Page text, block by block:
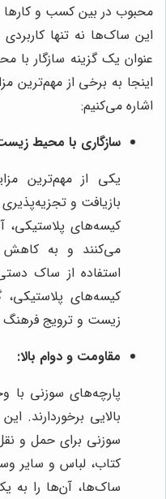
محبوب در بین کسب و
این ساک‌ها نه تنها
عنوان یک گزینه سازگار
اینجا به برخی از مهم‌ترین
اشاره می‌کنیم:
سازگاری با محیط
یکی از مهم‌ترین
بازیافت و
کیسه‌های
می‌کنند و به کاهش
استفاده از ساک
کیسه‌های
زیست و ترویج
مقاومت و دوام بالا:
پارچه‌های سوزنی با
بالایی
سوزنی برای حمل و نقل
کتاب، لباس و سایر
ساک‌ها، آن‌ها را به